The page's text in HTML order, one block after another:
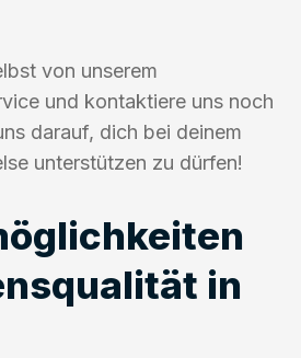
von unserem
und kontaktiere uns noch
darauf, dich bei deinem
unterstützen zu dürfen!
in